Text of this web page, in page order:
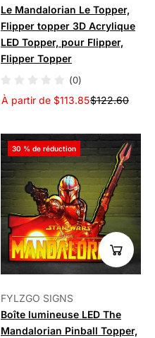
Le Mandalorian Le Topper,
Flipper topper 3D Acrylique
LED Topper, pour Flipper,
Flipper Topper
(0)
À partir de $113.85$122.60
30 % de réduction
FYLZGO SIGNS
Boîte lumineuse LED The
Mandalorian Pinball Topper,